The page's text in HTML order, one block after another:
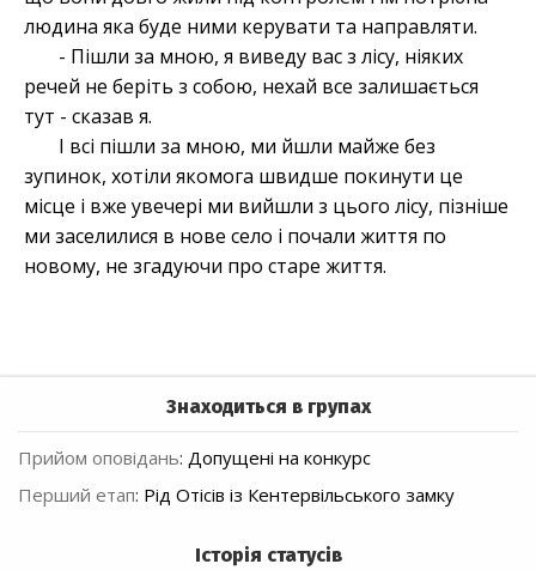
людина яка буде ними керувати та направляти.
- Пішли за мною, я виведу вас з лісу, ніяких
речей не беріть з собою, нехай все залишається
тут - сказав я.
І всі пішли за мною, ми йшли майже без
зупинок, хотіли якомога швидше покинути це
місце і вже увечері ми вийшли з цього лісу, пізніше
ми заселилися в нове село і почали життя по
новому, не згадуючи про старе життя.
Знаходиться в групах
Прийом оповідань: Допущені на конкурс
Перший етап: Рід Отісів із Кентервільського замку
Історія статусів